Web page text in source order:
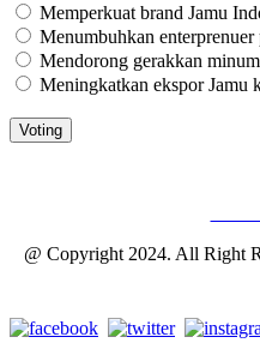
Memperkuat brand Jamu
Menumbuhkan enterprenuer
Mendorong gerakkan
Meningkatkan ekspor Jamu
@ Copyright 2024. All Right